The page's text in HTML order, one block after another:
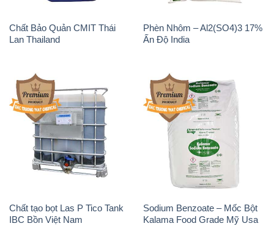
Chất Bảo Quản CMIT Thái
Lan Thailand
Phèn Nhôm – Al2(SO4)3 17%
Ấn Độ India
Chất tạo bọt Las P Tico Tank
IBC Bồn Việt Nam
Sodium Benzoate – Mốc Bột
Kalama Food Grade Mỹ Usa